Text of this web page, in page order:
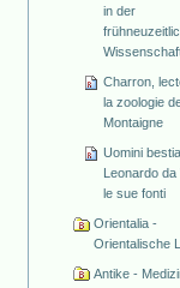
in der
Charron,
la zoologie
Montaigne
Uomini
Leonardo da
le sue fonti
Orientalia -
Orientalische
Antike -